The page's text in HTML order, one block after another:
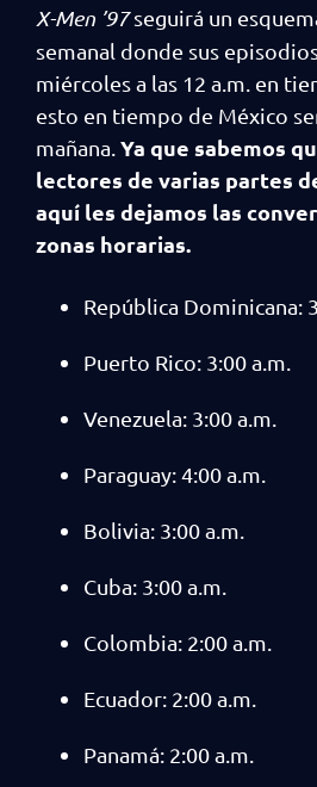
X-Men ’97seguirá un
semanal donde sus
miércoles a las 12 a.m. en
esto en tiempo de México
mañana. Ya que sabemos
lectores de varias partes
aquí les dejamos las
zonas horarias.
República Dominicana:
Puerto Rico: 3:00 a.m.
Venezuela: 3:00 a.m.
Paraguay: 4:00 a.m.
Bolivia: 3:00 a.m.
Cuba: 3:00 a.m.
Colombia: 2:00 a.m.
Ecuador: 2:00 a.m.
Panamá: 2:00 a.m.